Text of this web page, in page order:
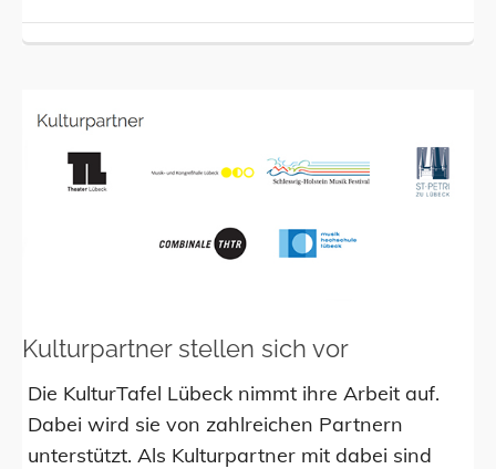
Kulturpartner stellen sich vor
Die KulturTafel Lübeck nimmt ihre Arbeit auf.
Dabei wird sie von zahlreichen Partnern
unterstützt. Als Kulturpartner mit dabei sind